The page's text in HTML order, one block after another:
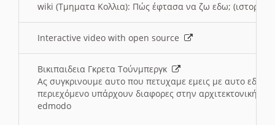
wiki (Τμηματα Κολλια): Πώς έφτασα να ζω εδω; (ιστορια)
Interactive video with open source
Βικιπαιδεια Γκρετα Τούνμπεργκ
Ας συγκρινουμε αυτο που πετυχαμε εμεις με αυτο εδω
περιεχόμενο υπάρχουν διαφορες στην αρχιτεκτονική
edmodo